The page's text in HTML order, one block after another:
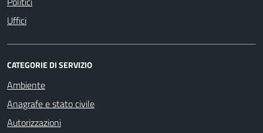
Uffici
CATEGORIE DI SERVIZIO
Ambiente
Anagrafe e stato civile
Autorizzazioni